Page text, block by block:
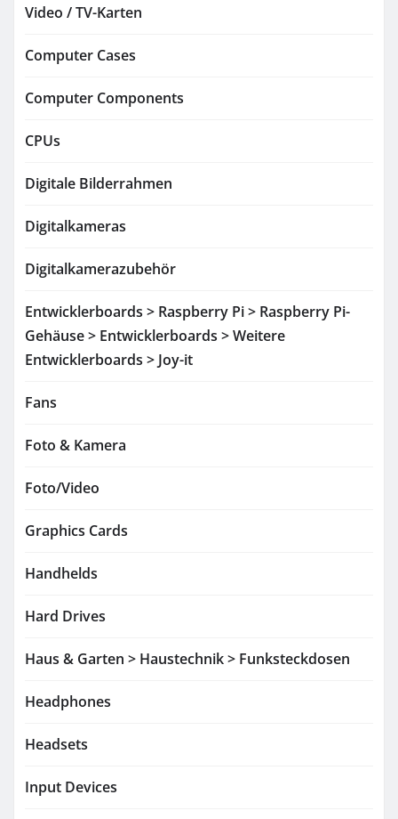
Video / TV-Karten
Computer Cases
Computer Components
CPUs
Digitale Bilderrahmen
Digitalkameras
Digitalkamerazubehör
Entwicklerboards > Raspberry Pi > Raspberry Pi-
Gehäuse > Entwicklerboards > Weitere
Entwicklerboards > Joy-it
Fans
Foto & Kamera
Foto/Video
Graphics Cards
Handhelds
Hard Drives
Haus & Garten > Haustechnik > Funksteckdosen
Headphones
Headsets
Input Devices